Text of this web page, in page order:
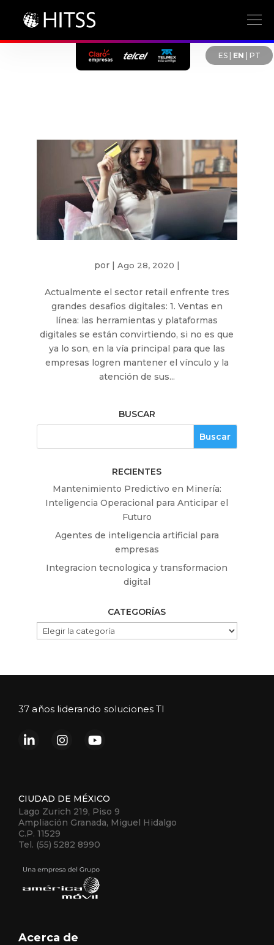
ES| EN PT
por | Ago 28, 2020 |
Actualmente el sector retail enfrente tres
grandes desafios digitales: 1. Ventas en
línea: las herramientas y plataformas
digitales se están convirtiendo, si no es que
ya lo son, en la vía principal para que las
empresas logren mantener el vínculo y la
atención de sus...
BUSCAR
RECIENTES
Mantenimiento Predictivo en Minería:
Inteligencia Operacional para Anticipar el
Futuro
Agentes de inteligencia artificial para
empresas
Integracion tecnologica y transformacion
digital
CATEGORÍAS
CATEGORÍAS
37 años liderando soluciones TI
CIUDAD DE MÉXICO
Lago Zurich 219, Piso 9
Ampliación Granada, Miguel Hidalgo
C.P. 11529
Tel. (55) 5282 8990
Acerca de